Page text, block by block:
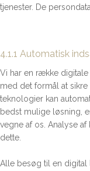
tjenester. De
4.1.1 Automatisk
Vi har en række
med det formål at
teknologier kan
bedst mulige løsning,
vegne af os. Analyse
dette.
Alle besøg til en